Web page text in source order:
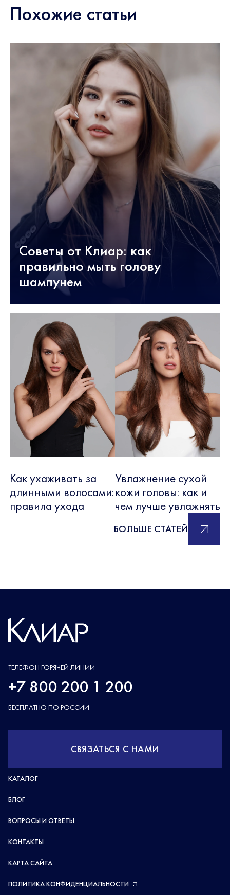
Похожие статьи
Cоветы от Клиар: как
правильно мыть голову
шампунем
БОЛЬШЕ СТАТЕЙ
Как ухаживать за
длинными волосами:
правила ухода
Увлажнение сухой
кожи головы: как и
чем лучше увлажнять
ТЕЛЕФОН ГОРЯЧЕЙ ЛИНИИ
+7 800 200 1 200
БЕСПЛАТНО ПО РОССИИ
СВЯЗАТЬСЯ С НАМИ
КАТАЛОГ
БЛОГ
ВОПРОСЫ И ОТВЕТЫ
КОНТАКТЫ
КАРТА САЙТА
ПОЛИТИКА КОНФИДЕНЦИАЛЬНОСТИ